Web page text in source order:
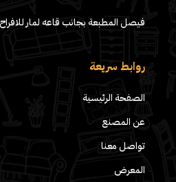
فيصل المطبعة بجانب قاعه لمار
روابط سريعة
الصفحة الرئيسية
عن المصنع
تواصل معنا
المعرض